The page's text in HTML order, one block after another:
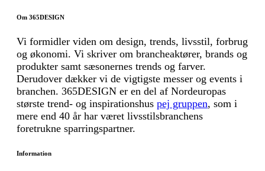
Om 365DESIGN
Vi formidler viden om design, trends, livsstil, forbrug
og økonomi. Vi skriver om brancheaktører, brands og
produkter samt sæsonernes trends og farver.
Derudover dækker vi de vigtigste messer og events i
branchen. 365DESIGN er en del af Nordeuropas
største trend- og inspirationshus pej gruppen, som i
mere end 40 år har været livsstilsbranchens
foretrukne sparringspartner.
Information